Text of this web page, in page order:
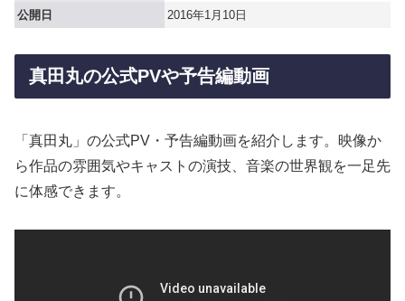
公開日
2016年1月10日
真田丸の公式PVや予告編動画
「真田丸」の公式PV・予告編動画を紹介します。映像か
ら作品の雰囲気やキャストの演技、音楽の世界観を一足先
に体感できます。